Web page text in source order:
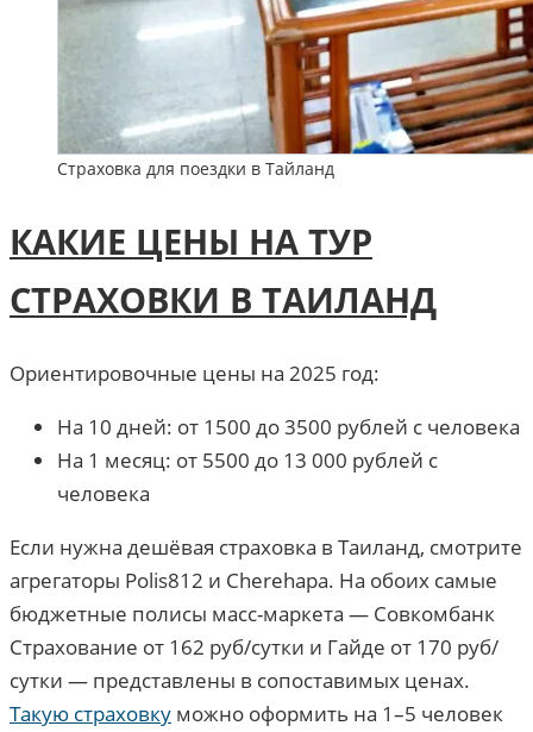
Страховка для поездки в Тайланд
КАКИЕ ЦЕНЫ НА ТУР
СТРАХОВКИ В ТАИЛАНД
Ориентировочные цены на 2025 год:
На 10 дней: от 1500 до 3500 рублей с человека
На 1 месяц: от 5500 до 13 000 рублей с
человека
Если нужна дешёвая страховка в Таиланд, смотрите
агрегаторы Polis812 и Cherehapa. На обоих самые
бюджетные полисы масс-маркета — Совкомбанк
Страхование от 162 руб/сутки и Гайде от 170 руб/
сутки — представлены в сопоставимых ценах.
Такую страховку можно оформить на 1–5 человек